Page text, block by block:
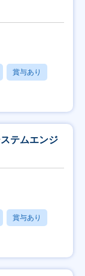
賞与あり
テムエンジ
賞与あり